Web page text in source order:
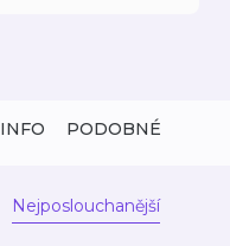
INFO PODOBNÉ
Nejposlouchanější